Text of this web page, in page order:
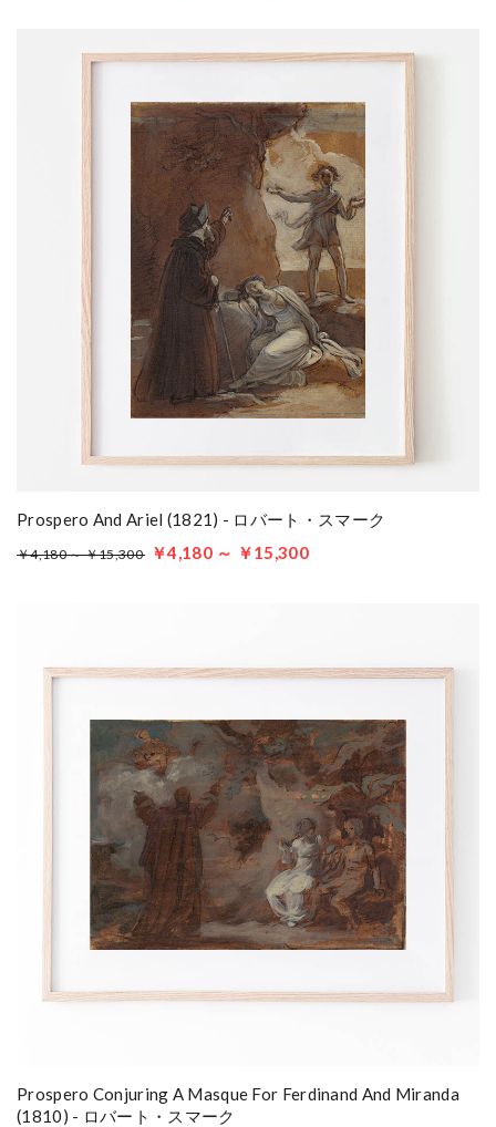
Prospero And Ariel (1821) - ロバート・スマーク
￥4,180 ～ ￥15,300 ￥4,180 ～ ￥15,300
Prospero Conjuring A Masque For Ferdinand And Miranda
(1810) - ロバート・スマーク